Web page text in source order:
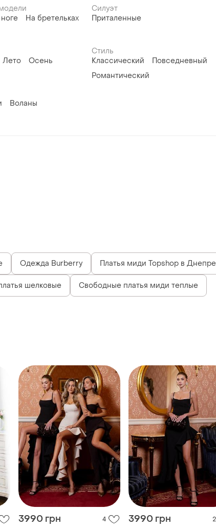
На бретельках
Силуэт
Приталенные
Лето Осень
Стиль
Классический
Повседневный
Романтический
Воланы
Одежда Burberry Платья миди Topshop в Днепре
шелковые Свободные платья миди теплые
3990 грн 4 3990 грн 2